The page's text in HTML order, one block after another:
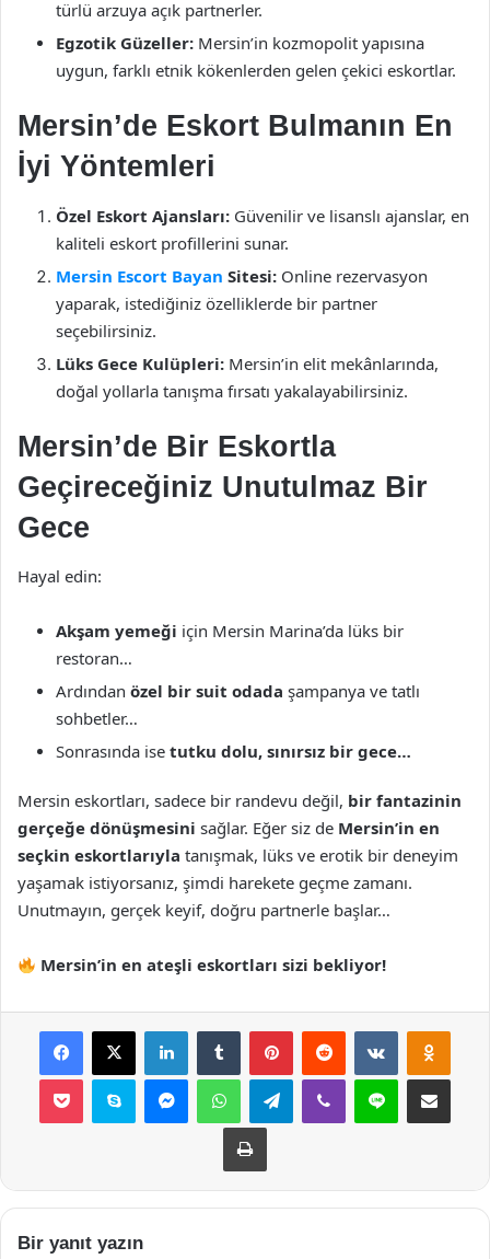
türlü arzuya açık partnerler.
Egzotik Güzeller: Mersin’in kozmopolit yapısına
uygun, farklı etnik kökenlerden gelen çekici eskortlar.
Mersin’de Eskort Bulmanın En
İyi Yöntemleri
Özel Eskort Ajansları: Güvenilir ve lisanslı ajanslar, en
kaliteli eskort profillerini sunar.
Mersin Escort Bayan Sitesi: Online rezervasyon
yaparak, istediğiniz özelliklerde bir partner
seçebilirsiniz.
Lüks Gece Kulüpleri: Mersin’in elit mekânlarında,
doğal yollarla tanışma fırsatı yakalayabilirsiniz.
Mersin’de Bir Eskortla
Geçireceğiniz Unutulmaz Bir
Gece
Hayal edin:
Akşam yemeği için Mersin Marina’da lüks bir
restoran…
Ardından özel bir suit odada şampanya ve tatlı
sohbetler…
Sonrasında ise tutku dolu, sınırsız bir gece…
Mersin eskortları, sadece bir randevu değil, bir fantazinin
gerçeğe dönüşmesini sağlar. Eğer siz de Mersin’in en
seçkin eskortlarıyla tanışmak, lüks ve erotik bir deneyim
yaşamak istiyorsanız, şimdi harekete geçme zamanı.
Unutmayın, gerçek keyif, doğru partnerle başlar…
Mersin’in en ateşli eskortları sizi bekliyor!
Facebook
X LinkedInTumblr PinterestReddit VKontakte
Pocket Skype MessengerWhatsAppTelegramViber Line E-Posta ile
Yazdır
Bir yanıt yazın